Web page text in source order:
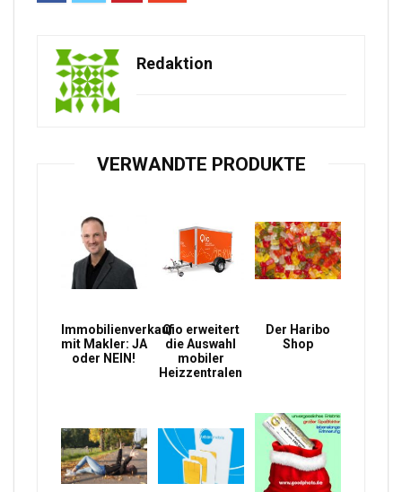
Redaktion
VERWANDTE PRODUKTE
Immobilienverkauf
mit Makler: JA
oder NEIN!
Qio erweitert
die Auswahl
mobiler
Heizzentralen
Der Haribo
Shop